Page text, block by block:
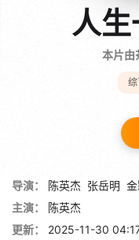
人
本片
导演： 陈英杰 张岳明
主演：
陈英杰
更新：
2025-11-30